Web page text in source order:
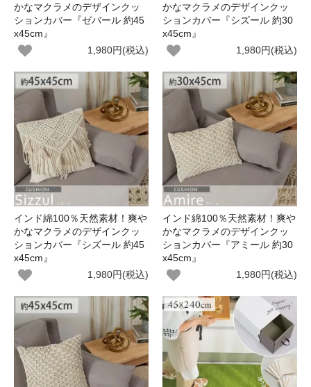
かなマクラメのデザインクッ
ションカバー『ゼバール 約45
x45cm』
1,980円(税込)
かなマクラメのデザインクッ
ションカバー『シズール 約30
x45cm』
1,980円(税込)
インド綿100％天然素材！爽や
かなマクラメのデザインクッ
ションカバー『シズール 約45
x45cm』
1,980円(税込)
インド綿100％天然素材！爽や
かなマクラメのデザインクッ
ションカバー『アミール 約30
x45cm』
1,980円(税込)